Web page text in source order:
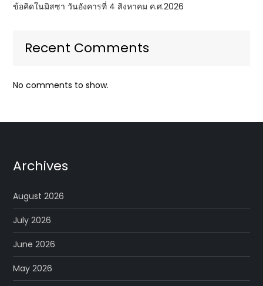
ข้อคิดในมิสซา วันอังคารที่ 4 สิงหาคม ค.ศ.2026
Recent Comments
No comments to show.
Archives
August 2026
July 2026
June 2026
May 2026